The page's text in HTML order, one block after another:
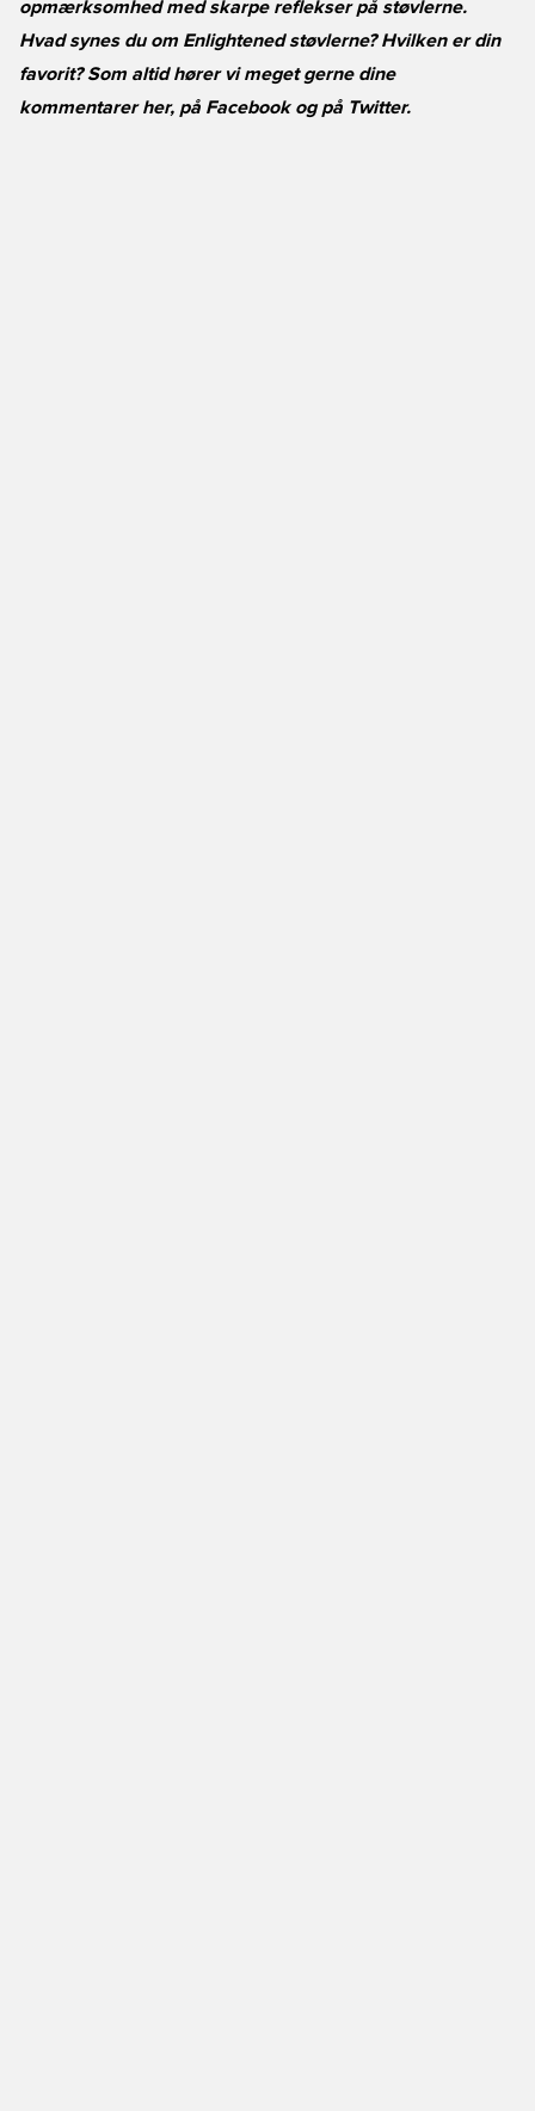
opmærksomhed med skarpe reflekser på støvlerne.
Hvad synes du om Enlightened støvlerne? Hvilken er din
favorit? Som altid hører vi meget gerne dine
kommentarer her, på Facebookog på Twitter.